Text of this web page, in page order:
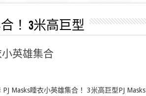
！ 3米高巨型
英雄集合
Masks睡衣小英雄集合！ 3米高巨型PJ